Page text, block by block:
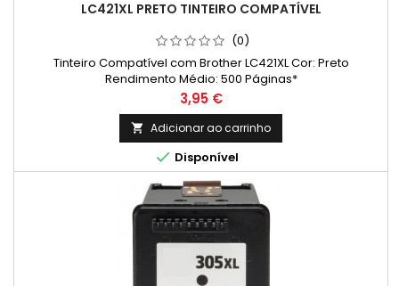
LC421XL PRETO TINTEIRO COMPATÍVEL
(0)
Tinteiro Compatível com Brother LC421XL Cor: Preto
Rendimento Médio: 500 Páginas*
Preço
3,95 €
 Adicionar ao carrinho
 Disponível